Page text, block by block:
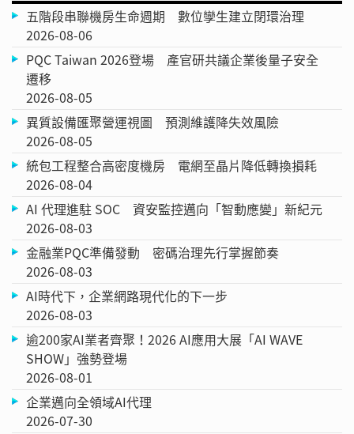
五階段串聯機房生命週期 數位孿生建立閉環治理
2026-08-06
PQC Taiwan 2026登場 產官研共議企業後量子安全
遷移
2026-08-05
異質設備匯聚營運視圖 預測維護降失效風險
2026-08-05
統包工程整合高密度機房 電網至晶片降低轉換損耗
2026-08-04
AI 代理進駐 SOC 資安監控邁向「智動應變」新紀元
2026-08-03
金融業PQC準備發動 密碼治理先行掌握節奏
2026-08-03
AI時代下，企業網路現代化的下一步
2026-08-03
逾200家AI業者齊聚！2026 AI應用大展「AI WAVE
SHOW」強勢登場
2026-08-01
企業邁向全領域AI代理
2026-07-30